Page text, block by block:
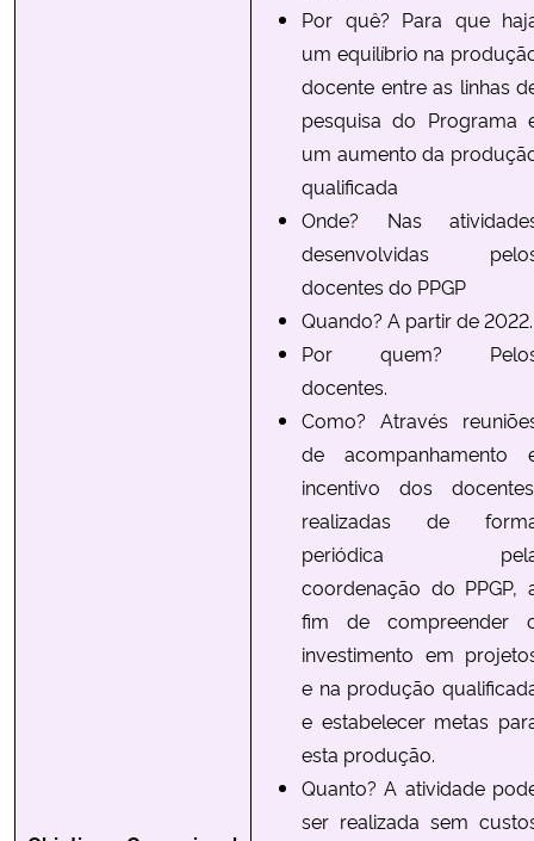
Por quê? Para que
um equilíbrio na
docente entre as linhas
pesquisa do Programa
um aumento da
qualificada
Onde? Nas
desenvolvidas
docentes do PPGP
Quando? A partir de 2022.
Por quem?
docentes.
Como? Através
de acompanhamento
incentivo dos
realizadas de
periódica
coordenação do PPGP,
fim de compreender
investimento em
e na produção
e estabelecer metas
esta produção.
Quanto? A atividade
ser realizada sem